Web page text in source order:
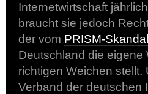
Internetwirtschaft
braucht sie jedoch
der vom PRISM-
Deutschland die eigene
richtigen Weichen
Verband der deutschen